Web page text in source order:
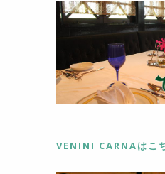
VENINI CARNAはこ